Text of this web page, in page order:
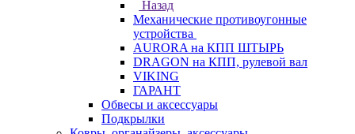
Назад
Механические противоугонные
устройства
AURORA на КПП ШТЫРЬ
DRAGON на КПП, рулевой вал
VIKING
ГАРАНТ
Обвесы и аксессуары
Подкрылки